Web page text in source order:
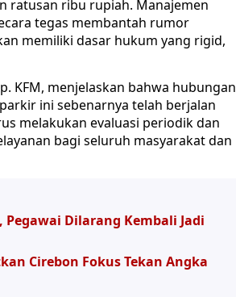
ratusan ribu rupiah. Manajemen
tegas membantah rumor
memiliki dasar hukum yang rigid,
KFM, menjelaskan bahwa hubungan
ini sebenarnya telah berjalan
melakukan evaluasi periodik dan
bagi seluruh masyarakat dan
Dilarang Kembali Jadi
Cirebon Fokus Tekan Angka